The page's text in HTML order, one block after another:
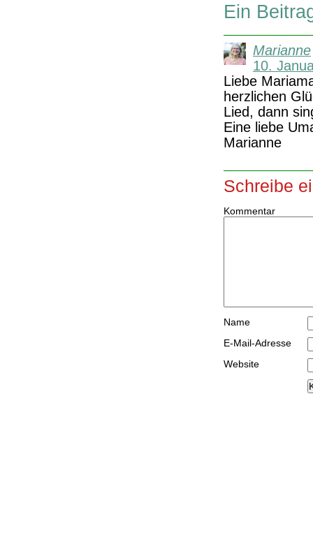
Ein
Marianne
10.
Liebe
herzlichen
Lied, dann
Eine liebe
Marianne
Schreibe
Kommentar
Name
E-Mail-Adresse
Website